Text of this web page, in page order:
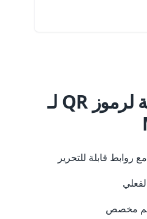
ميزات متقدمة لرموز QR لـ
مخصص